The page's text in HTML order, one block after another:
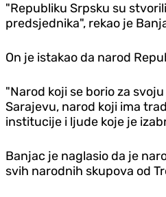
"Republiku Srpsku su
predsjednika", rekao je
On je istakao da narod
"Narod koji se borio za
Sarajevu, narod koji ima
institucije i ljude koje je
Banjac je naglasio da je
svih narodnih skupova od